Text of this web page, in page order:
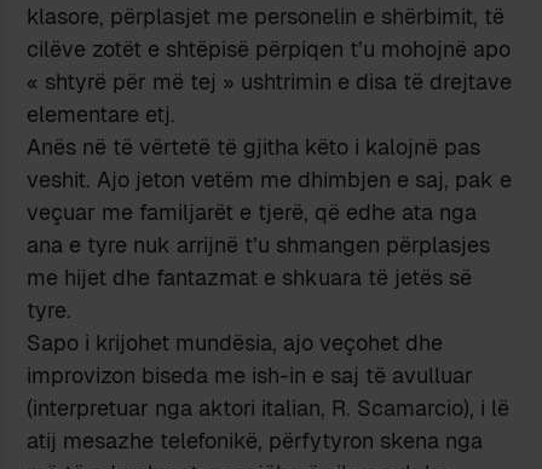
klasore, përplasjet me personelin e shërbimit, të
cilëve zotët e shtëpisë përpiqen t’u mohojnë apo
« shtyrë për më tej » ushtrimin e disa të drejtave
elementare etj.
Anës në të vërtetë të gjitha këto i kalojnë pas
veshit. Ajo jeton vetëm me dhimbjen e saj, pak e
veçuar me familjarët e tjerë, që edhe ata nga
ana e tyre nuk arrijnë t’u shmangen përplasjes
me hijet dhe fantazmat e shkuara të jetës së
tyre.
Sapo i krijohet mundësia, ajo veçohet dhe
improvizon biseda me ish-in e saj të avulluar
(interpretuar nga aktori italian, R. Scamarcio), i lë
atij mesazhe telefonikë, përfytyron skena nga